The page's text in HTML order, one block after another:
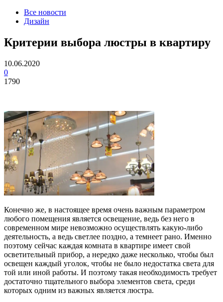
Все новости
Дизайн
Критерии выбора люстры в квартиру
10.06.2020
0
1790
Конечно же, в настоящее время очень важным параметром
любого помещения является освещение, ведь без него в
современном мире невозможно осуществлять какую-либо
деятельность, а ведь светлее поздно, а темнеет рано. Именно
поэтому сейчас каждая комната в квартире имеет свой
осветительный прибор, а нередко даже несколько, чтобы был
освещен каждый уголок, чтобы не было недостатка света для
той или иной работы. И поэтому такая необходимость требует
достаточно тщательного выбора элементов света, среди
которых одним из важных является люстра.